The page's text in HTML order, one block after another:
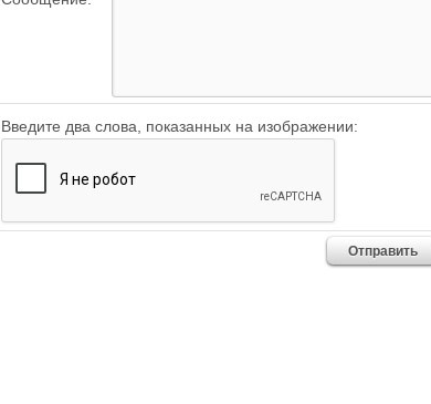
Введите два слова, показанных на изображении: